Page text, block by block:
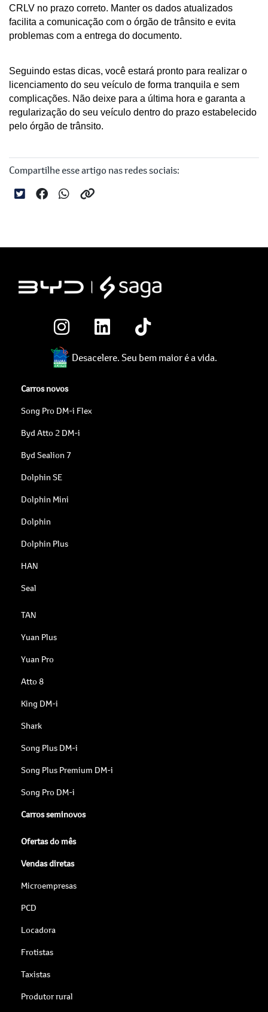
CRLV no prazo correto. Manter os dados atualizados
facilita a comunicação com o órgão de trânsito e evita
problemas com a entrega do documento.
Seguindo estas dicas, você estará pronto para realizar o
licenciamento do seu veículo de forma tranquila e sem
complicações. Não deixe para a última hora e garanta a
regularização do seu veículo dentro do prazo estabelecido
pelo órgão de trânsito.
Compartilhe esse artigo nas redes sociais:
Desacelere. Seu bem maior é a vida.
Carros novos
Song Pro DM-i Flex
Byd Atto 2 DM-i
Byd Sealion 7
Dolphin SE
Dolphin Mini
Dolphin
Dolphin Plus
HAN
Seal
TAN
Yuan Plus
Yuan Pro
Atto 8
King DM-i
Shark
Song Plus DM-i
Song Plus Premium DM-i
Song Pro DM-i
Carros seminovos
Ofertas do mês
Vendas diretas
Microempresas
PCD
Locadora
Frotistas
Taxistas
Produtor rural